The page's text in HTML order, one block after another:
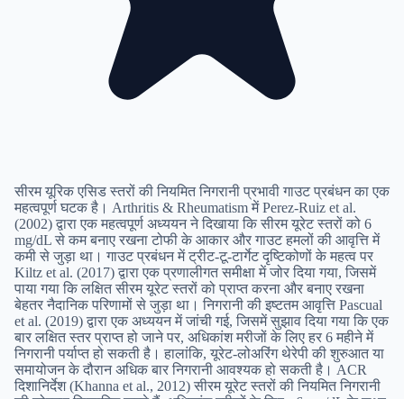
सीरम यूरिक एसिड स्तरों की नियमित निगरानी प्रभावी गाउट प्रबंधन का एक
महत्वपूर्ण घटक है। Arthritis & Rheumatism में Perez-Ruiz et al.
(2002) द्वारा एक महत्वपूर्ण अध्ययन ने दिखाया कि सीरम यूरेट स्तरों को 6
mg/dL से कम बनाए रखना टोफी के आकार और गाउट हमलों की आवृत्ति में
कमी से जुड़ा था। गाउट प्रबंधन में ट्रीट-टू-टार्गेट दृष्टिकोणों के महत्व पर
Kiltz et al. (2017) द्वारा एक प्रणालीगत समीक्षा में जोर दिया गया, जिसमें
पाया गया कि लक्षित सीरम यूरेट स्तरों को प्राप्त करना और बनाए रखना
बेहतर नैदानिक परिणामों से जुड़ा था। निगरानी की इष्टतम आवृत्ति Pascual
et al. (2019) द्वारा एक अध्ययन में जांची गई, जिसमें सुझाव दिया गया कि एक
बार लक्षित स्तर प्राप्त हो जाने पर, अधिकांश मरीजों के लिए हर 6 महीने में
निगरानी पर्याप्त हो सकती है। हालांकि, यूरेट-लोअरिंग थेरेपी की शुरुआत या
समायोजन के दौरान अधिक बार निगरानी आवश्यक हो सकती है। ACR
दिशानिर्देश (Khanna et al., 2012) सीरम यूरेट स्तरों की नियमित निगरानी